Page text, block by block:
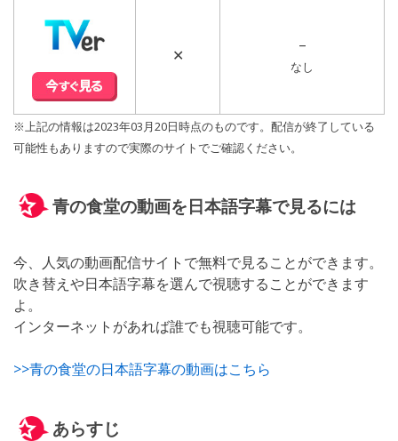
✕
–
なし
※上記の情報は2023年03月20日時点のものです。配信が終了している
可能性もありますので実際のサイトでご確認ください。
青の食堂の動画を日本語字幕で見るには
今、人気の動画配信サイトで無料で見ることができます。
吹き替えや日本語字幕を選んで視聴することができます
よ。
インターネットがあれば誰でも視聴可能です。
>>青の食堂の日本語字幕の動画はこちら
あらすじ